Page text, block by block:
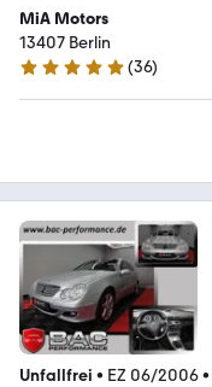
MiA Motors
13407 Berlin
5 Sterne
(36)
Unfallfrei • EZ 06/2006•